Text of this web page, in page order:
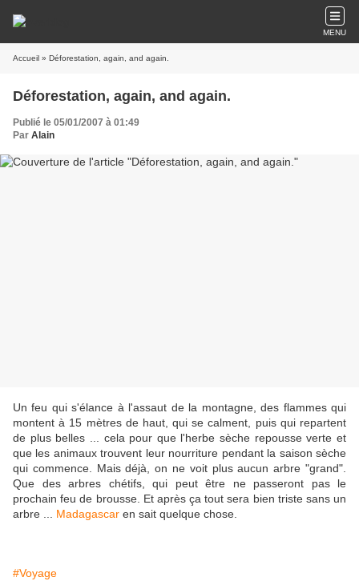
MENU
Accueil » Déforestation, again, and again.
Déforestation, again, and again.
Publié le 05/01/2007 à 01:49
Par Alain
Un feu qui s'élance à l'assaut de la montagne, des flammes qui
montent à 15 mètres de haut, qui se calment, puis qui repartent
de plus belles ... cela pour que l'herbe sèche repousse verte et
que les animaux trouvent leur nourriture pendant la saison sèche
qui commence. Mais déjà, on ne voit plus aucun arbre "grand".
Que des arbres chétifs, qui peut être ne passeront pas le
prochain feu de brousse. Et après ça tout sera bien triste sans un
arbre ... Madagascar en sait quelque chose.
#Voyage